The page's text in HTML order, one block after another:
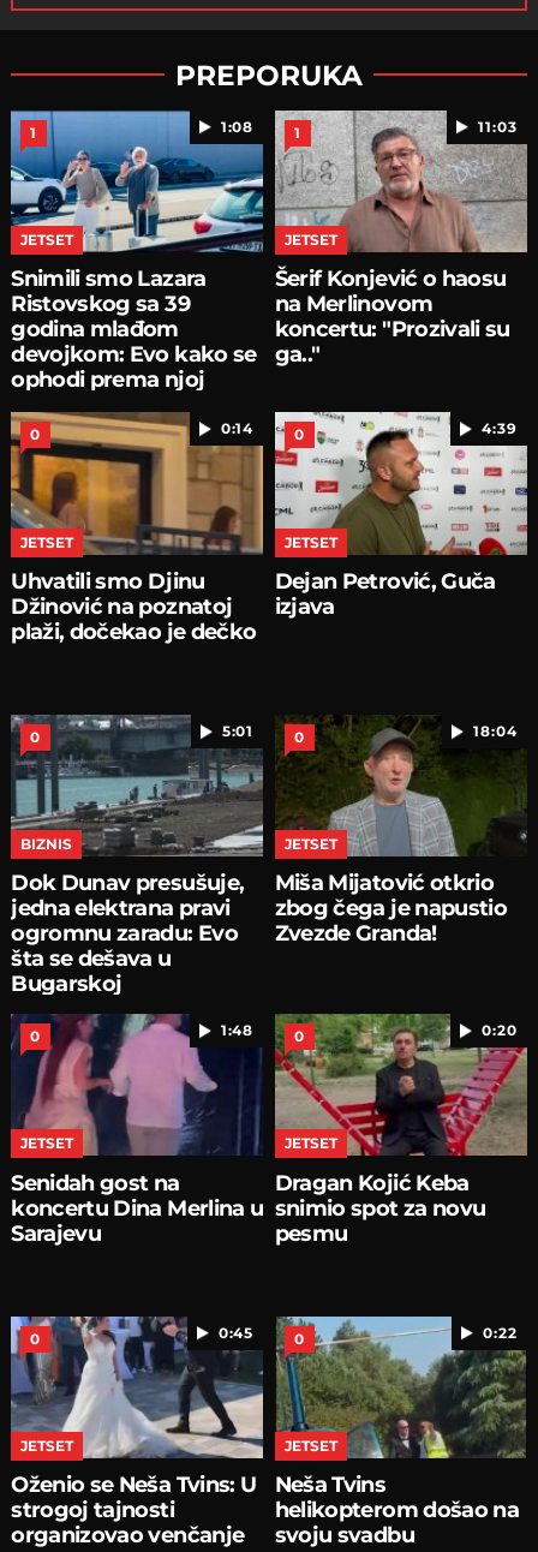
PREPORUKA
1:08
1
JETSET
Snimili smo Lazara
Ristovskog sa 39
godina mlađom
devojkom: Evo kako se
ophodi prema njoj
11:03
1
JETSET
Šerif Konjević o haosu
na Merlinovom
koncertu: "Prozivali su
ga.."
0:14
0
JETSET
Uhvatili smo Djinu
Džinović na poznatoj
plaži, dočekao je dečko
4:39
0
JETSET
Dejan Petrović, Guča
izjava
5:01
0
BIZNIS
Dok Dunav presušuje,
jedna elektrana pravi
ogromnu zaradu: Evo
šta se dešava u
Bugarskoj
18:04
0
JETSET
Miša Mijatović otkrio
zbog čega je napustio
Zvezde Granda!
1:48
0
JETSET
Senidah gost na
koncertu Dina Merlina u
Sarajevu
0:20
0
JETSET
Dragan Kojić Keba
snimio spot za novu
pesmu
0:45
0
JETSET
Oženio se Neša Tvins: U
strogoj tajnosti
organizovao venčanje
0:22
0
JETSET
Neša Tvins
helikopterom došao na
svoju svadbu